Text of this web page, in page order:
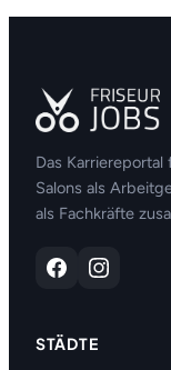
Das
Salons als
als Fachkräfte
STÄDTE